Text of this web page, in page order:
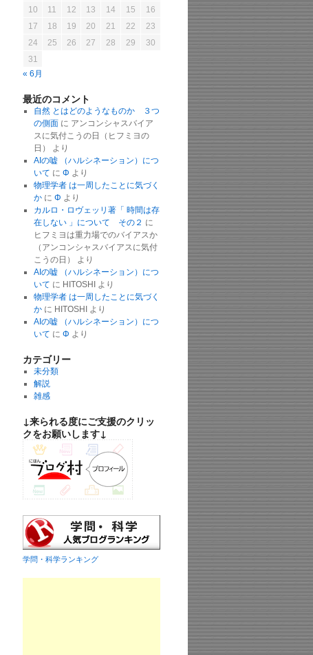
10
11 12 13 14 15
16
17
18 19 20 21 22
23
24
25 26 27 28 29
30
31
« 6月
最近のコメント
自然 とはどのようなものか ３つ
の側面に アンコンシャスバイア
スに気付こうの日（ヒフミヨの
日）
より
AIの嘘 （ハルシネーション）につ
いて に Φ より
物理学者 は一周したことに気づく
かに Φ より
カルロ・ロヴェッリ著「 時間は存
在しない 」について その２ に
ヒフミヨは重力場でのバイアスか
（アンコンシャスバイアスに気付
こうの日）
より
AIの嘘 （ハルシネーション）につ
いて に HITOSHI
より
物理学者 は一周したことに気づく
かに HITOSHI
より
AIの嘘 （ハルシネーション）につ
いて に Φ より
カテゴリー
未分類
解説
雑感
↓来られる度にご支援のクリッ
クをお願いします↓
学問・科学ランキング